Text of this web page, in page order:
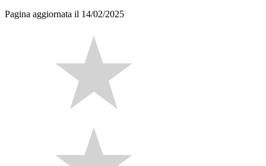
Pagina aggiornata il 14/02/2025